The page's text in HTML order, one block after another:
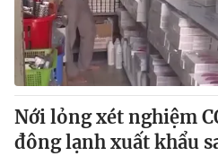
Thế giới đó đây
Câu chuyện quốc tế
Tài chính
Thị trường
Góc doanh nghiệp
Dữ liệu và đời sống
Truyền hình
Phim VTV
Giải trí
Nới lỏng xét nghiệm
đông lạnh xuất khẩu